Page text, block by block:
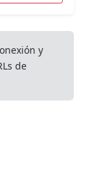
y
de